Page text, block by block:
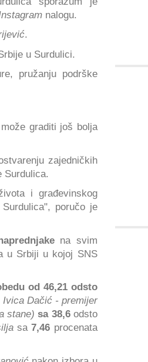
nalogu.
.
u Surdulici.
pružanju podrške
graditi još bolja
zajedničkih
Surdulica.
i građevinskog
poručo je
na svim
u Srbiji u kojoj SNS
od 46,21 odsto
Ivica Dačić - premijer
stane) sa 38,6odsto
sa7,46 procenata